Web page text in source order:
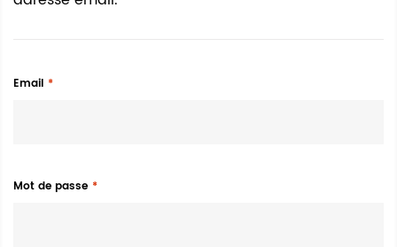
Email
Mot de passe